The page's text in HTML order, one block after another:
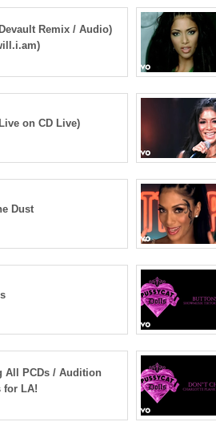
Remix / Audio)
on CD Live)
Dust
All PCDs / Audition
for LA!